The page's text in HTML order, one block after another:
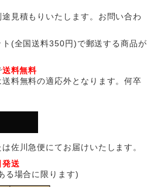
見積もりいたします。お問い合わ
ト(全国送料350円)で郵送する商品が
送料無料
送料無料の適応外となります。何卒
佐川急便にてお届けいたします。
発送
る場合に限ります)